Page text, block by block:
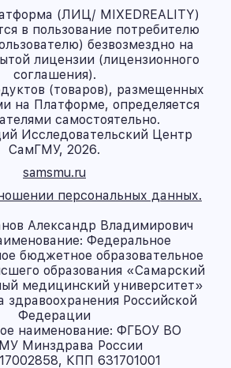
(ЛИЦ/ MIXEDREALITY)
в пользование потребителю
безвозмездно на
лицензии (лицензионного
соглашения).
(товаров), размещенных
на Платформе, определяется
самостоятельно.
Исследовательский Центр
СамГМУ, 2026.
samsmu.ru
персональных данных.
Александр Владимирович
Федеральное
бюджетное образовательное
образования «Самарский
медицинский университет»
здравоохранения Российской
Федерации
наименование: ФГБОУ ВО
Минздрава России
КПП 631701001